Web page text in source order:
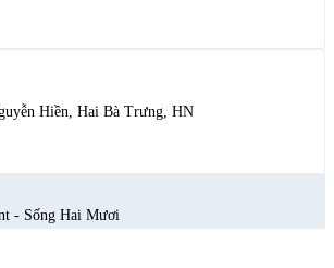
Hiền, Hai Bà Trưng, HN
- Sống Hai Mươi